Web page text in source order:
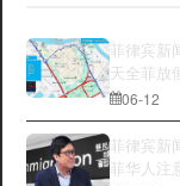
菲律宾新
天全菲放
马尼拉多
路
06-12
菲律宾新
菲华人注